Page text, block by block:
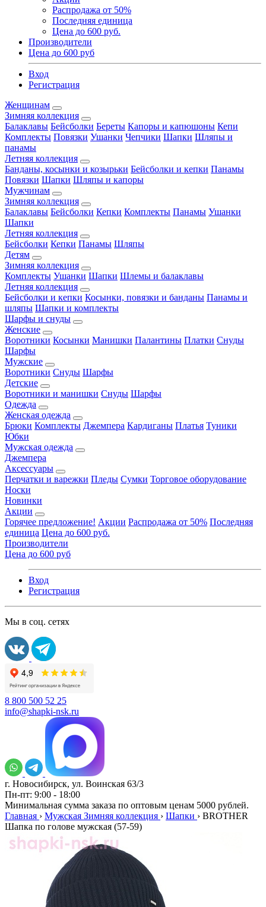
Распродажа от 50%
Последняя единица
Цена до 600 руб.
Производители
Цена до 600 руб
Вход
Регистрация
Женщинам
Зимняя коллекция
Балаклавы Бейсболки Береты Капоры и капюшоны Кепи
Комплекты Повязки Ушанки Чепчики Шапки Шляпы и
панамы
Летняя коллекция
Банданы, косынки и козырьки Бейсболки и кепки Панамы
Повязки Шапки Шляпы и капоры
Мужчинам
Зимняя коллекция
Балаклавы Бейсболки Кепки Комплекты Панамы Ушанки
Шапки
Летняя коллекция
Бейсболки Кепки Панамы Шляпы
Детям
Зимняя коллекция
Комплекты Ушанки Шапки Шлемы и балаклавы
Летняя коллекция
Бейсболки и кепки Косынки, повязки и банданы Панамы и
шляпы Шапки и комплекты
Шарфы и снуды
Женские
Воротники Косынки Манишки Палантины Платки Снуды
Шарфы
Мужские
Воротники Снуды Шарфы
Детские
Воротники и манишки Снуды Шарфы
Одежда
Женская одежда
Брюки Комплекты Джемпера Кардиганы Платья Туники
Юбки
Мужская одежда
Джемпера
Аксессуары
Перчатки и варежки Пледы Сумки Торговое оборудование
Носки
Новинки
Акции
Горячее предложение! Акции Распродажа от 50% Последняя
единица Цена до 600 руб.
Производители
Цена до 600 руб
Вход
Регистрация
Мы в соц. сетях
8 800 500 52 25
info@shapki-nsk.ru
г. Новосибирск, ул. Воинская 63/3
Пн-пт: 9:00 - 18:00
Минимальная сумма заказа по оптовым ценам 5000 рублей.
Главная › Мужская Зимняя коллекция › Шапки › BROTHER
Шапка по голове мужская (57-59)